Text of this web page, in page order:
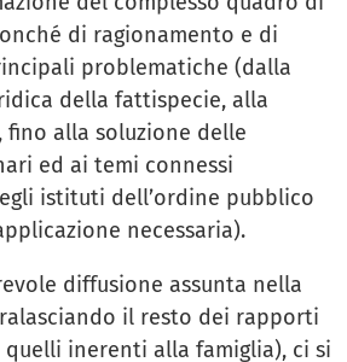
di ragionamento e di
problematiche (dalla
della fattispecie, alla
alla soluzione delle
ed ai temi connessi
istituti dell’ordine pubblico
necessaria).
diffusione assunta nella
il resto dei rapporti
inerenti alla famiglia), ci si